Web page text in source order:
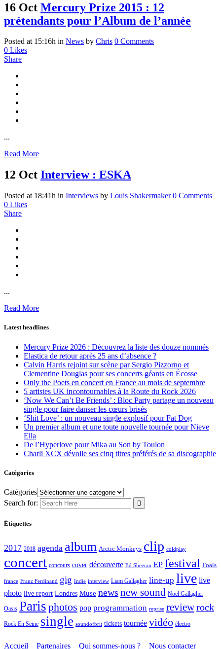
16 Oct Mercury Prize 2015 : 12
prétendants pour l’Album de l’année
Posted at 15:16h in News by Chris 0 Comments
0 Likes
Share
...
Read More
12 Oct Interview : ESKA
Posted at 18:41h in Interviews by Louis Shakermaker 0 Comments
0 Likes
Share
...
Read More
Latest headlines
Mercury Prize 2026 : Découvrez la liste des douze nommés
Elastica de retour après 25 ans d’absence ?
Calvin Harris rejoint sur scène par Sergio Pizzorno et
Clementine Douglas pour ses concerts géants en Écosse
Only the Poets en concert en France au mois de septembre
5 artistes UK incontournables à la Route du Rock 2026
‘Now We Can’t Be Friends’ : Bloc Party partage un nouveau
single pour faire danser les cœurs brisés
‘Shit Love’ : un nouveau single explosif pour Fat Dog
Un premier album et une toute nouvelle tournée pour Nieve
Ella
De l’Hyperlove pour Mika au Son by Toulon
Charli XCX dévoile ses cinq titres préférés de sa discographie
Catégories
Catégories
Search for:
Étiquettes
2017 2018 agenda album Arctic Monkeys clip coldplay
concert concours cover découverte Ed Sheeran EP festival Foals
france Franz Ferdinand gig Indie interview Liam Gallagher line-up live live
photo live report Londres Muse news new sound Noel Gallagher
Oasis Paris photos pop programmation reprise reviewrock
Rock En Seine single soundofbrit tickets tournée vidéo électro
Accueil Partenaires Qui sommes-nous ? Nous contacter